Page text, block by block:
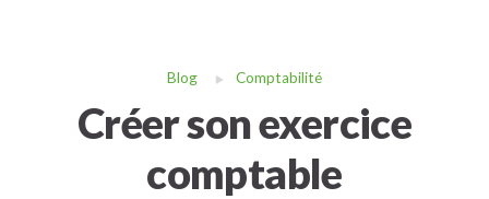
Blog Comptabilité
Créer son exercice
comptable